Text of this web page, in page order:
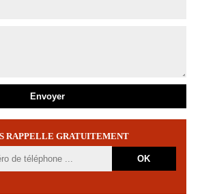
RAPPELLE GRATUITEMENT